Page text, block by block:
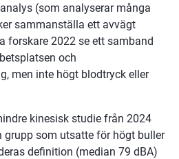
(som analyserar många
sammanställa ett avvägt
forskare 2022 se ett samband
och
men inte högt blodtryck eller
kinesisk studie från 2024
grupp som utsatte för högt buller
definition (median 79 dBA)